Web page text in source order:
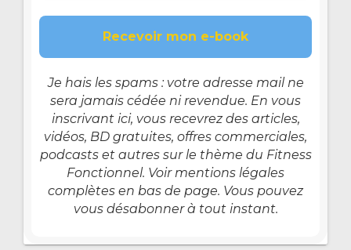
Je hais les spams : votre adresse mail ne
sera jamais cédée ni revendue. En vous
inscrivant ici, vous recevrez des articles,
vidéos, BD gratuites, offres commerciales,
podcasts et autres sur le thème du Fitness
Fonctionnel. Voir mentions légales
complètes en bas de page. Vous pouvez
vous désabonner à tout instant.